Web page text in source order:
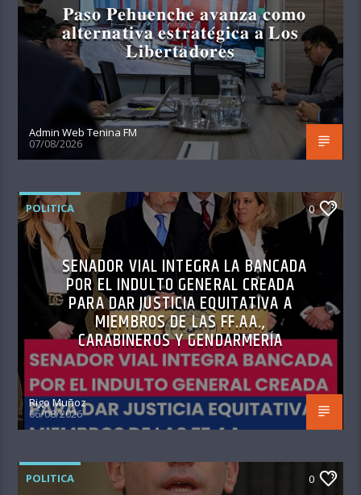
𝐏𝐚𝐬𝐨 𝐏𝐞𝐡𝐮𝐞𝐧𝐜𝐡𝐞 𝐚𝐯𝐚𝐧𝐳𝐚 𝐜𝐨𝐦𝐨
𝐚𝐥𝐭𝐞𝐫𝐧𝐚𝐭𝐢𝐯𝐚 𝐞𝐬𝐭𝐫𝐚𝐭𝐞́𝐠𝐢𝐜𝐚 𝐚 𝐋𝐨𝐬
𝐋𝐢𝐛𝐞𝐫𝐭𝐚𝐝𝐨𝐫𝐞𝐬
Admin Web Tenina FM
07/08/2026
POLITICA 0
SENADOR VIAL INTEGRA LA BANCADA
POR EL INDULTO GENERAL CREADA
PARA DAR JUSTICIA EQUITATIVA A
MIEMBROS DE LAS FF.AA.,
CARABINEROS Y GENDARMERÍA
Rigo Muñoz
06/08/2026
POLITICA 0